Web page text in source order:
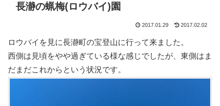
長瀞の蝋梅(ロウバイ)園
2017.01.29 2017.02.02
ロウバイを見に長瀞町の宝登山に行って来ました。
西側は見頃をやや過ぎている様な感じでしたが、東側はま
だまだこれからという状況です。